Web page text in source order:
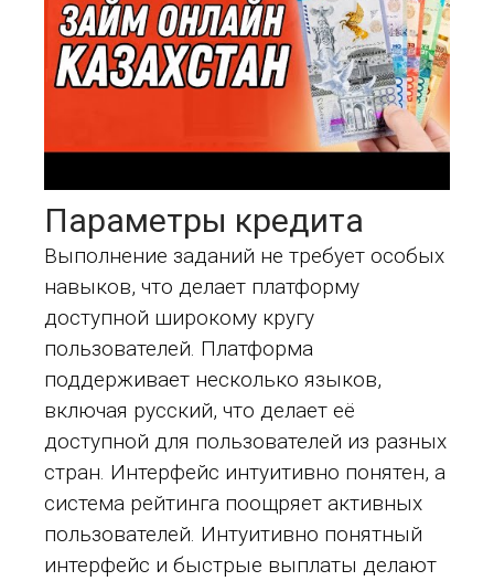
Параметры кредита
Выполнение заданий не требует особых
навыков, что делает платформу
доступной широкому кругу
пользователей. Платформа
поддерживает несколько языков,
включая русский, что делает её
доступной для пользователей из разных
стран. Интерфейс интуитивно понятен, а
система рейтинга поощряет активных
пользователей. Интуитивно понятный
интерфейс и быстрые выплаты делают